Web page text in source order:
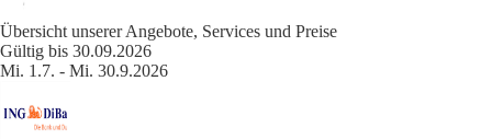
Übersicht unserer Angebote, Services und Preise
Gültig bis 30.09.2026
Mi. 1.7. - Mi. 30.9.2026